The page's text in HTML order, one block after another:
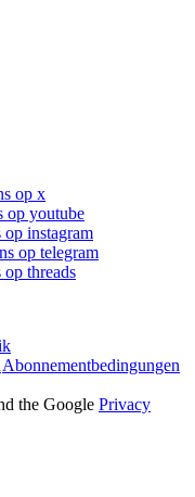
op x
op youtube
op instagram
op telegram
threads
Abonnementbedingungen
the Google Privacy